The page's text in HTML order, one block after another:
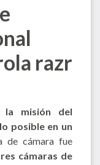
razr
la misión del
posible en un
de cámara fue
cámaras de